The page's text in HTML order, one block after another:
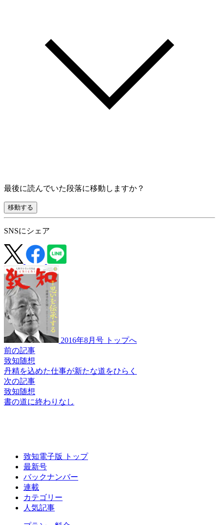
最後に読んでいた段落に移動しますか？
移動する
SNSにシェア
2016年8月号 トップへ
前の記事
致知随想
丹精を込めた仕事が新たな道をひらく
次の記事
致知随想
書の道に終わりなし
致知電子版 トップ
最新号
バックナンバー
連載
カテゴリー
人気記事